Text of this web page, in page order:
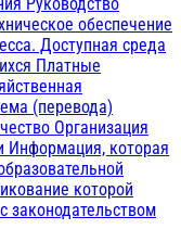
обеспечение
Доступная среда
Платные
(перевода)
Организация
Информация, которая
которой
законодательством